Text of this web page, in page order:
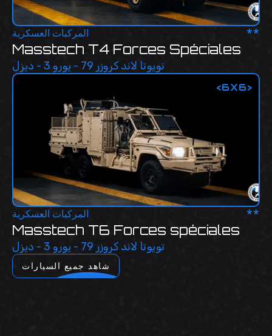
المركبات العسكرية
Masstech T4 Forces Spéciales
تويوتا لاند كروزر 79 - يورو 3 - ديزل
**
<6X6>
المركبات العسكرية
Masstech T6 Forces spéciales
تويوتا لاند كروزر 79 - يورو 3 - ديزل
**
شاهد جميع السيارات